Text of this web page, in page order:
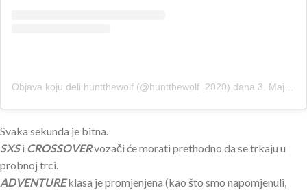
Objava koju deli huntthewolf (@huntthewolf_2020) dana 3. Maj 2020. u 11:20 PDT
Svaka sekunda je bitna.
SXSi CROSSOVERvozači će morati prethodno da se trkaju u
probnoj trci.
ADVENTUREklasa je promjenjena (kao što smo napomjenuli,